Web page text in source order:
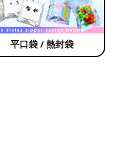
平口袋 / 熱封袋